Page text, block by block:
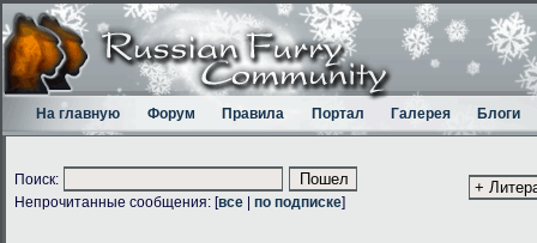
На главную Форум Правила Портал Галерея Блоги
Поиск:
Непрочитанные сообщения: [все по подписке]